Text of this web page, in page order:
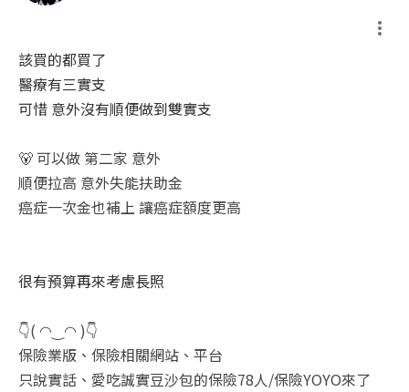
該買的都買了
醫療有三實支
可惜 意外沒有順便做到雙實支
🐻 可以做 第二家 意外
順便拉高 意外失能扶助金
癌症一次金也補上 讓癌症額度更高
很有預算再來考慮長照
👇( ◠‿◠ )👇
保險業版、保險相關網站、平台
只說實話、愛吃誠實豆沙包的保險78人/保險YOYO來了